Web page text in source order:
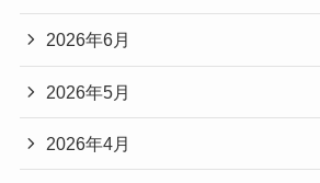
2026年6月
2026年5月
2026年4月